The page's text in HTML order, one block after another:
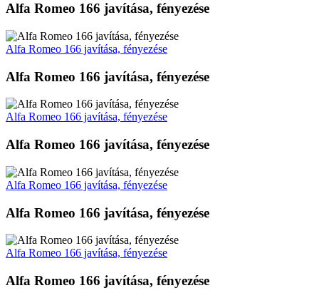
Alfa Romeo 166 javítása, fényezése
Alfa Romeo 166 javítása, fényezése
Alfa Romeo 166 javítása, fényezése
Alfa Romeo 166 javítása, fényezése
Alfa Romeo 166 javítása, fényezése
Alfa Romeo 166 javítása, fényezése
Alfa Romeo 166 javítása, fényezése
Alfa Romeo 166 javítása, fényezése
Alfa Romeo 166 javítása, fényezése